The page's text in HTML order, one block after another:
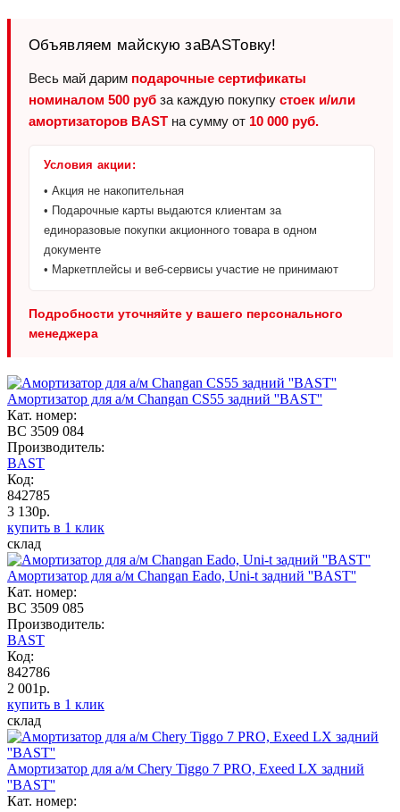
Объявляем майскую заBASTовку!
Весь май дарим подарочные сертификаты
номиналом 500 руб за каждую покупку стоек и/или
амортизаторов BAST на сумму от 10 000 руб.
Условия акции:
• Акция не накопительная
• Подарочные карты выдаются клиентам за
единоразовые покупки акционного товара в одном
документе
• Маркетплейсы и веб-сервисы участие не принимают
Подробности уточняйте у вашего персонального
менеджера
Амортизатор для а/м Changan CS55 задний ''BAST''
Кат. номер:
BC 3509 084
Производитель:
BAST
Код:
842785
3 130р.
купить в 1 клик
склад
Амортизатор для а/м Changan Eado, Uni-t задний ''BAST''
Кат. номер:
BC 3509 085
Производитель:
BAST
Код:
842786
2 001р.
купить в 1 клик
склад
Амортизатор для а/м Chery Tiggo 7 PRO, Exeed LX задний
''BAST''
Кат. номер: